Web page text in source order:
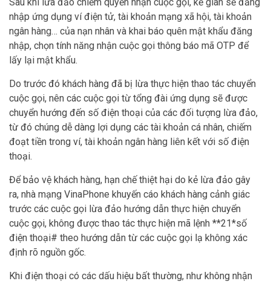
nhập ứng dụng ví điện tử, tài khoản mạng xã hội, tài khoản
ngân hàng… của nạn nhân và khai báo quên mật khẩu đăng
nhập, chọn tính năng nhận cuộc gọi thông báo mã OTP để
lấy lại mật khẩu.
Do trước đó khách hàng đã bị lừa thực hiện thao tác chuyển
cuộc gọi, nên các cuộc gọi từ tổng đài ứng dụng sẽ được
chuyển hướng đến số điện thoại của các đối tượng lừa đảo,
từ đó chúng dễ dàng lợi dụng các tài khoản cá nhân, chiếm
đoạt tiền trong ví, tài khoản ngân hàng liên kết với số điện
thoại.
Để bảo vệ khách hàng, hạn chế thiệt hại do kẻ lừa đảo gây
ra, nhà mạng VinaPhone khuyến cáo khách hàng cảnh giác
trước các cuộc gọi lừa đảo hướng dẫn thực hiện chuyển
cuộc gọi, không được thao tác thực hiện mã lệnh **21*số
điện thoại# theo hướng dẫn từ các cuộc gọi lạ không xác
định rõ nguồn gốc.
Khi điện thoại có các dấu hiệu bất thường, như không nhận